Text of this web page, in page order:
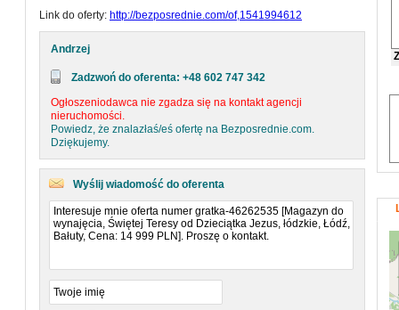
Duży plac manewrowy + brak problemów z hałasem.
Możliwość negocjacji warunków dla konkretnego najemcy z
darmowym najmem na start włącznie.
Idealna pod:
produkcję
magazyn
logistykę
warsztat
Lokalizacja – Łódź Teofilów (Bałuty)
strefa przemysłowa
bardzo dobry dojazd do S14 i A2
szybki dostęp do tras wylotowych
powierzchnia: 600 m²
Link do oferty: http://bezposrednie.com/of,1541994612
Andrzej
Zadzwoń do oferenta: +48 602 747 342
Ogłoszeniodawca nie zgadza się na kontakt agencji
nieruchomości.
Powiedz, że znalazłaś/eś ofertę na Bezposrednie.com.
Dziękujemy.
Wyślij wiadomość do oferenta